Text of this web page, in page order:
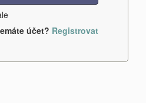
účet? Registrovat